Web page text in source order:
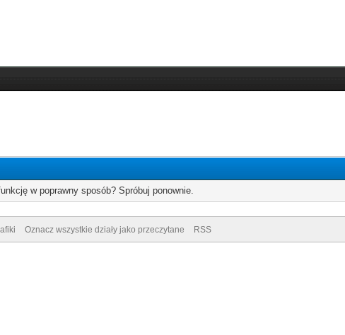
w poprawny sposób? Spróbuj ponownie.
Oznacz wszystkie działy jako przeczytane RSS